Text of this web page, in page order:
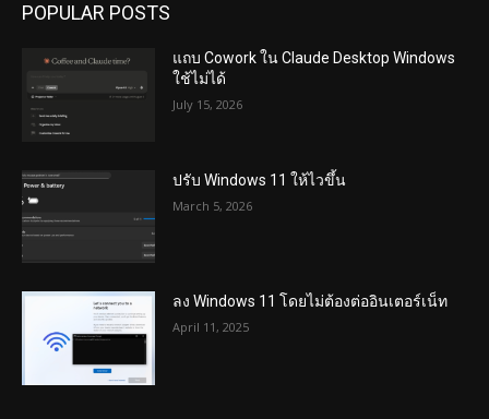
POPULAR POSTS
แถบ Cowork ใน Claude Desktop Windows
ใช้ไม่ได้
July 15, 2026
ปรับ Windows 11 ให้ไวขึ้น
March 5, 2026
ลง Windows 11 โดยไม่ต้องต่ออินเตอร์เน็ท
April 11, 2025